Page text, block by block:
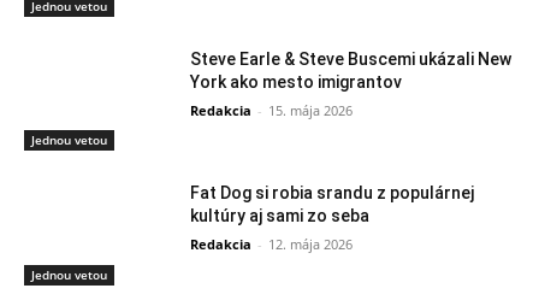
Jednou vetou
Jednou vetou
Steve Earle & Steve Buscemi ukázali New
York ako mesto imigrantov
Redakcia - 15. mája 2026
Jednou vetou
Fat Dog si robia srandu z populárnej
kultúry aj sami zo seba
Redakcia - 12. mája 2026